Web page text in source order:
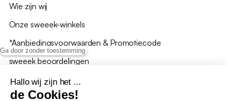
Ga door zonder toestemming
Hallo wij zijn het ...
de Cookies!
Wie zijn wij
Onze sweeek-winkels
*Aanbiedingsvoorwaarden & Promotiecode
sweeek beoordelingen